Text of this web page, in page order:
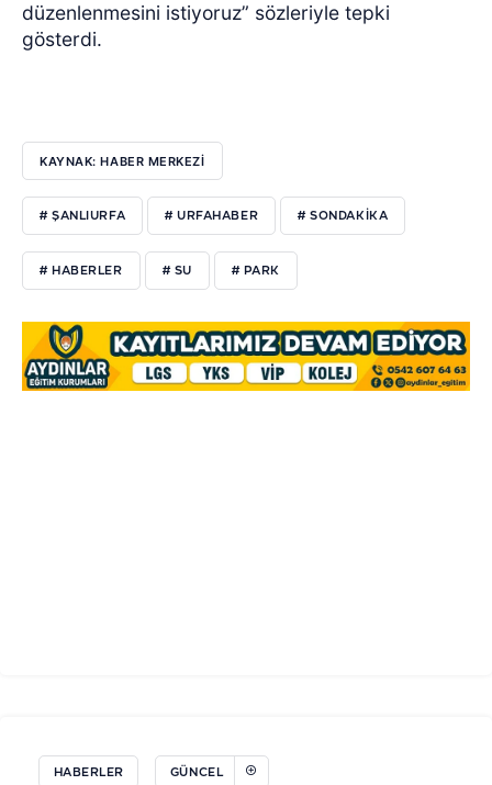
düzenlenmesini istiyoruz” sözleriyle tepki
gösterdi.
KAYNAK: HABER MERKEZI
# ŞANLIURFA # URFAHABER # SONDAKIKA
# HABERLER # SU # PARK
HABERLER GÜNCEL